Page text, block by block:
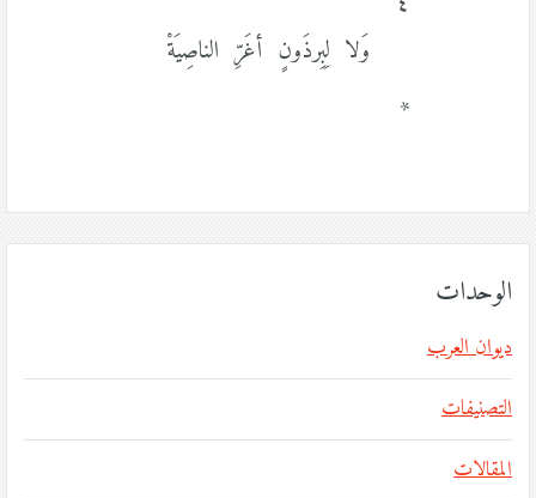
وَلا لِبِرذَونٍ أغَرِّ الناصِيَةْ
*
الوحدات
ديوان العرب
التصنيفات
المقالات